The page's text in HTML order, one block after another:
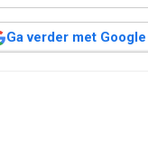
Ga verder met Google